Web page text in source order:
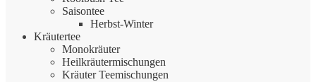
Saisontee
Herbst-Winter
Kräutertee
Monokräuter
Heilkräutermischungen
Kräuter Teemischungen